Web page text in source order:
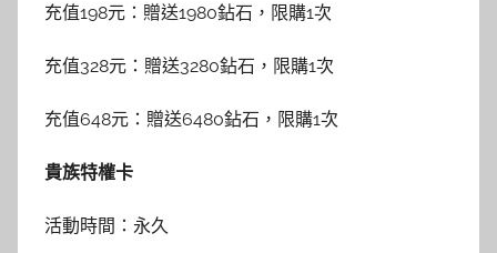
充值198元：贈送1980鉆石，限購1次
充值328元：贈送3280鉆石，限購1次
充值648元：贈送6480鉆石，限購1次
貴族特權卡
活動時間：永久